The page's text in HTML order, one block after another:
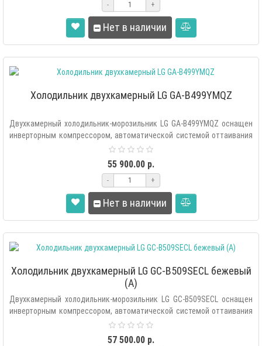
- +
Нет в наличии
Холодильник двухкамерный LG GA-B499YMQZ
Двухкамерный холодильник-морозильник LG GA-B499YMQZ оснащен
инверторным компрессором, автоматической системой оттаивания
55 900.00 р.
- +
Нет в наличии
Холодильник двухкамерный LG GC-B509SECL бежевый
(A)
Двухкамерный холодильник-морозильник LG GC-B509SECL оснащен
инверторным компрессором, автоматической системой оттаивания
57 500.00 р.